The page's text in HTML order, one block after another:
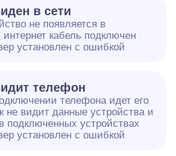
в сети
не появляется в
кабель подключен
установлен с ошибкой
телефон
телефона идет его
не видит данные устройства и
подключенных устройствах
установлен с ошибкой